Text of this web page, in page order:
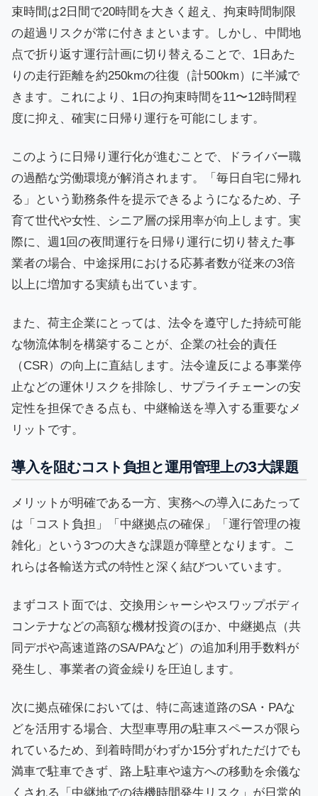
束時間は2日間で20時間を大きく超え、拘束時間制限
の超過リスクが常に付きまといます。しかし、中間地
点で折り返す運行計画に切り替えることで、1日あた
りの走行距離を約250kmの往復（計500km）に半減で
きます。これにより、1日の拘束時間を11〜12時間程
度に抑え、確実に日帰り運行を可能にします。
このように日帰り運行化が進むことで、ドライバー職
の過酷な労働環境が解消されます。「毎日自宅に帰れ
る」という勤務条件を提示できるようになるため、子
育て世代や女性、シニア層の採用率が向上します。実
際に、週1回の夜間運行を日帰り運行に切り替えた事
業者の場合、中途採用における応募者数が従来の3倍
以上に増加する実績も出ています。
また、荷主企業にとっては、法令を遵守した持続可能
な物流体制を構築することが、企業の社会的責任
（CSR）の向上に直結します。法令違反による事業停
止などの運休リスクを排除し、サプライチェーンの安
定性を担保できる点も、中継輸送を導入する重要なメ
リットです。
導入を阻むコスト負担と運用管理上の3大課題
メリットが明確である一方、実務への導入にあたって
は「コスト負担」「中継拠点の確保」「運行管理の複
雑化」という3つの大きな課題が障壁となります。こ
れらは各輸送方式の特性と深く結びついています。
まずコスト面では、交換用シャーシやスワップボディ
コンテナなどの高額な機材投資のほか、中継拠点（共
同デポや高速道路のSA/PAなど）の追加利用手数料が
発生し、事業者の資金繰りを圧迫します。
次に拠点確保においては、特に高速道路のSA・PAな
どを活用する場合、大型車専用の駐車スペースが限ら
れているため、到着時間がわずか15分ずれただけでも
満車で駐車できず、路上駐車や遠方への移動を余儀な
くされる「中継地での待機時間発生リスク」が日常的